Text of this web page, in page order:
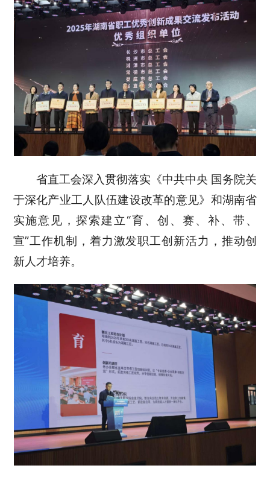
省直工会深入贯彻落实《中共中央 国务院关
于深化产业工人队伍建设改革的意见》和湖南省
实施意见，探索建立“育、创、赛、补、带、
宣”工作机制，着力激发职工创新活力，推动创
新人才培养。